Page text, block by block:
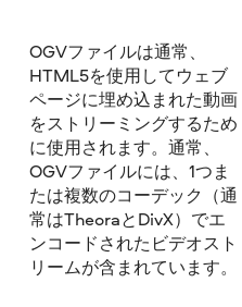
OGVファイルは通常、
HTML5を使用してウェブ
ページに埋め込まれた動画
をストリーミングするため
に使用されます。通常、
OGVファイルには、1つま
たは複数のコーデック（通
常はTheoraとDivX）でエ
ンコードされたビデオスト
リームが含まれています。